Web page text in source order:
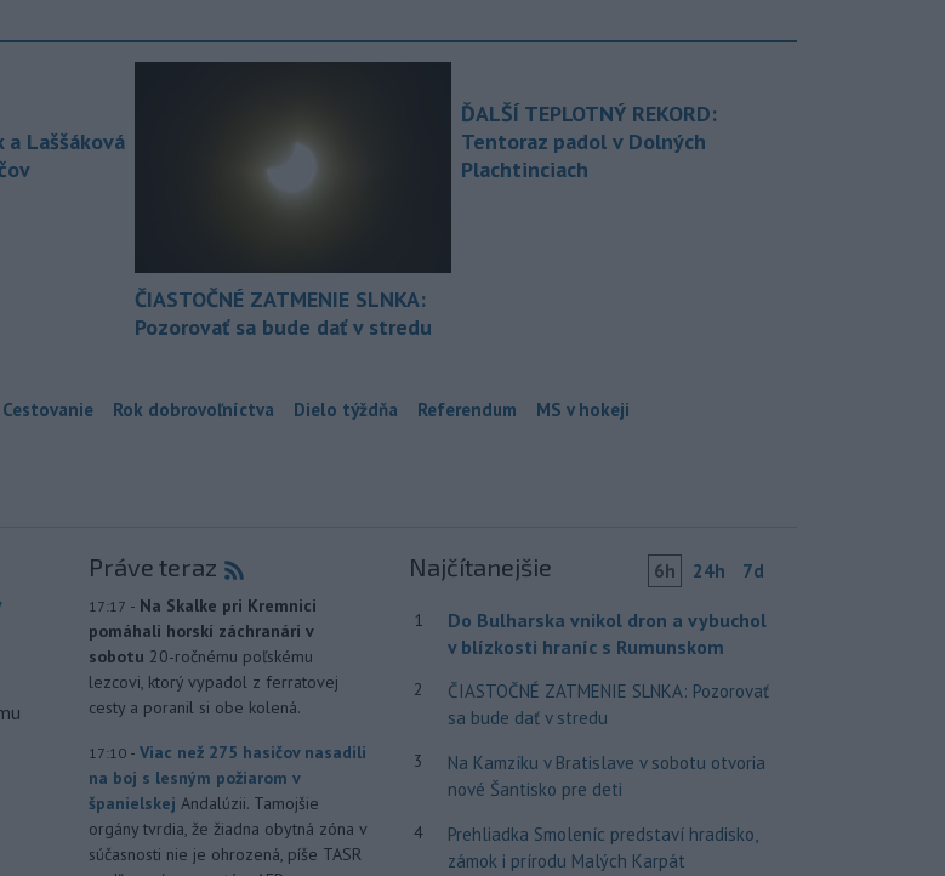
a Laššáková
ČIASTOČNÉ ZATMENIE SLNKA:
Pozorovať sa bude dať v stredu
ĎALŠÍ TEPLOTNÝ REKORD:
Tentoraz padol v Dolných
Plachtinciach
Cestovanie Rok dobrovoľníctva Dielo týždňa Referendum MS v hokeji
Práve teraz
17:17 - Na Skalke pri Kremnici
pomáhali horskí záchranári v
sobotu 20-ročnému poľskému
lezcovi, ktorý vypadol z ferratovej
cesty a poranil si obe kolená.
17:10 - Viac než 275 hasičov nasadili
na boj s lesným požiarom v
španielskej Andalúzii. Tamojšie
orgány tvrdia, že žiadna obytná zóna v
súčasnosti nie je ohrozená, píše TASR
Najčítanejšie 6h 24h 7d
1
Do Bulharska vnikol dron a vybuchol
v blízkosti hraníc s Rumunskom
2
ČIASTOČNÉ ZATMENIE SLNKA: Pozorovať
sa bude dať v stredu
3
Na Kamzíku v Bratislave v sobotu otvoria
nové Šantisko pre deti
4
Prehliadka Smoleníc predstaví hradisko,
zámok i prírodu Malých Karpát